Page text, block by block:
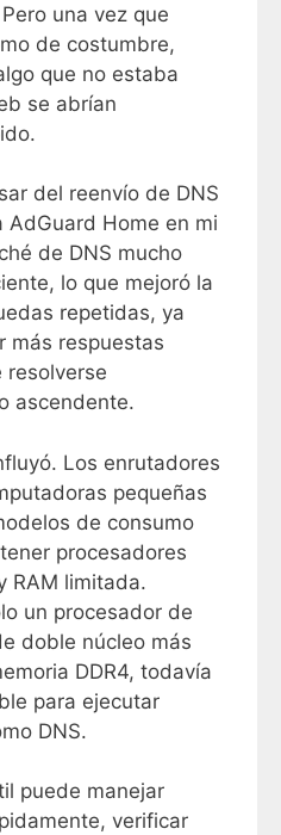
una vez que
de costumbre,
que no estaba
se abrían
del reenvío de DNS
Home en mi
de DNS mucho
lo que mejoró la
repetidas, ya
más respuestas
resolverse
ascendente.
Los enrutadores
pequeñas
de consumo
procesadores
RAM limitada.
un procesador de
doble núcleo más
DDR4, todavía
para ejecutar
DNS.
puede manejar
verificar